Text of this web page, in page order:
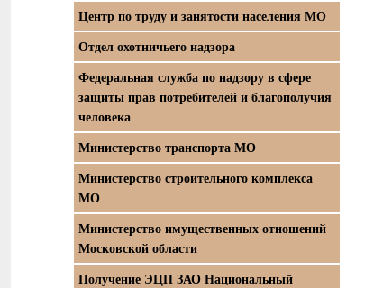
Центр по труду и занятости населения МО
Отдел охотничьего надзора
Федеральная служба по надзору в сфере
защиты прав потребителей и благополучия
человека
Министерство транспорта МО
Министерство строительного комплекса
МО
Министерство имущественных отношений
Московской области
Получение ЭЦП ЗАО Национальный